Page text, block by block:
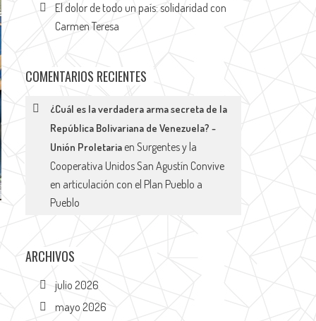
El dolor de todo un país: solidaridad con
Carmen Teresa
COMENTARIOS RECIENTES
¿Cuál es la verdadera arma secreta de la
República Bolivariana de Venezuela? -
Unión Proletaria enSurgentes y la
Cooperativa Unidos San Agustín Convive
en articulación con el Plan Pueblo a
Pueblo
ARCHIVOS
julio 2026
mayo 2026